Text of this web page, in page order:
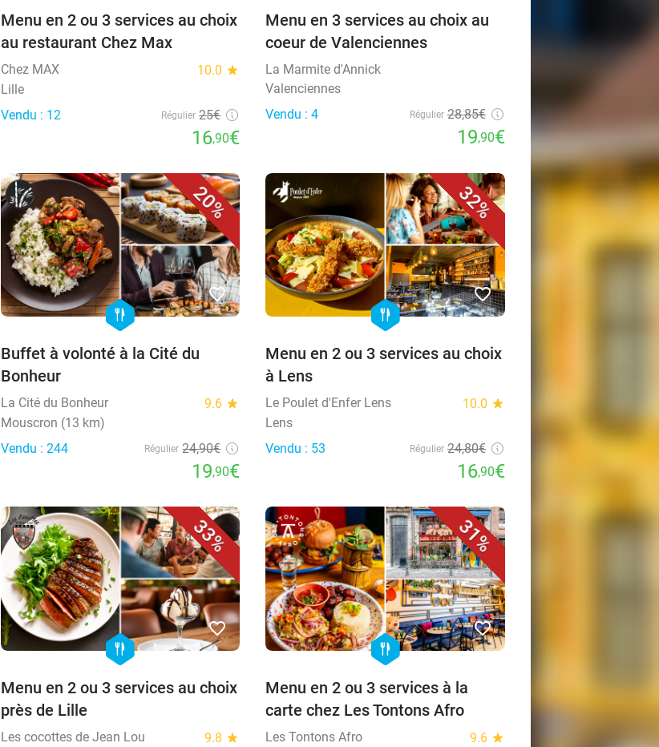
Menu en 2 ou 3 services au choix
au restaurant Chez Max
Chez MAX 10.0 star
Lille
Vendu : 12
Régulier 25€
16,90€
Menu en 3 services au choix au
coeur de Valenciennes
La Marmite d'Annick
Valenciennes
Vendu : 4
Régulier 28,85€
19,90€
20%
favorite_border
hexagon
food
Buffet à volonté à la Cité du
Bonheur
La Cité du Bonheur 9.6 star
Mouscron (13 km)
Vendu : 244
Régulier 24,90€
19,90€
32%
favorite_border
hexagon
food
Menu en 2 ou 3 services au choix
à Lens
Le Poulet d'Enfer Lens 10.0 star
Lens
Vendu : 53
Régulier 24,80€
16,90€
33%
favorite_border
hexagon
food
Menu en 2 ou 3 services au choix
près de Lille
Les cocottes de Jean Lou 9.8 star
31%
favorite_border
hexagon
food
Menu en 2 ou 3 services à la
carte chez Les Tontons Afro
Les Tontons Afro 9.6 star